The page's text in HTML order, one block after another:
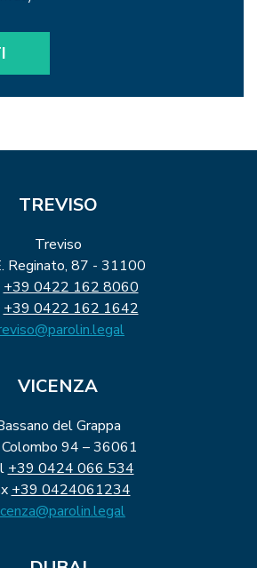
TREVISO
Treviso
Reginato, 87 - 31100
+39 0422 162 8060
+39 0422 162 1642
VICENZA
del Grappa
94 – 36061
+39 0424 066 534
+39 0424061234